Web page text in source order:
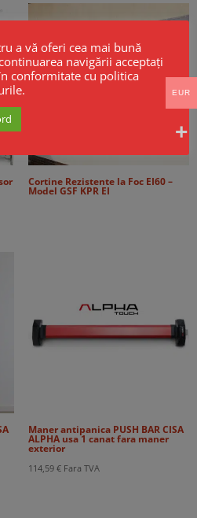
Cortine Rezistente la Foc EI60 –
Model GSF KPR EI
Maner antipanica PUSH BAR CISA
ALPHA usa 1 canat fara maner
exterior
114,59 € Fara TVA
a vă oferi cea mai bună
navigării acceptați
conformitate cu politica
EUR